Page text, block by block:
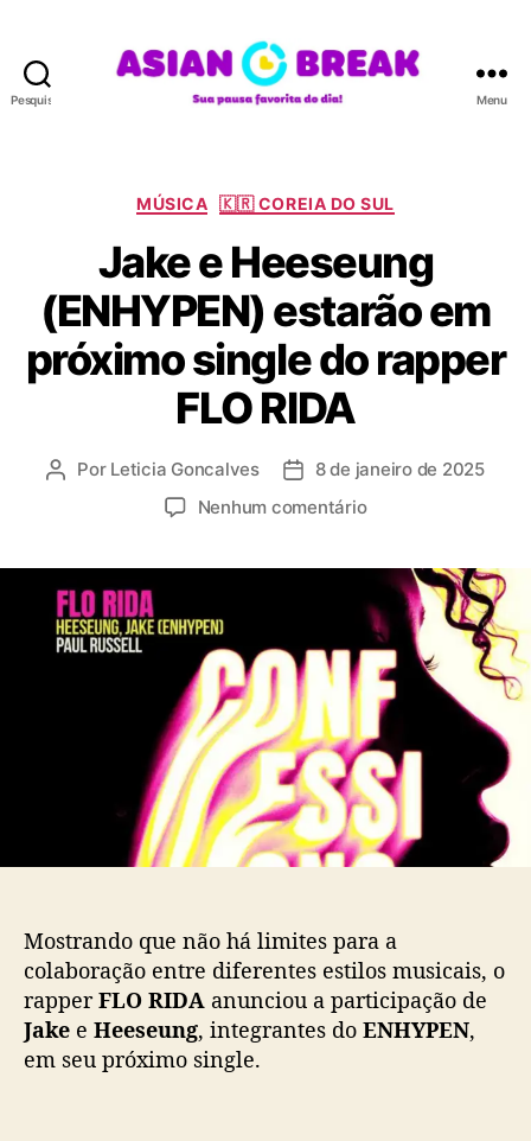
Pesquisar
A
B
R
E
A
K
Menu
C
t
e
g
o
r
i
a
MÚSICA 🇰🇷 COREIA DO SUL
Jake e Heeseung
(ENHYPEN) estarão em
próximo single do rapper
FLO RIDA
A
r
d
o
p
Por Leticia Goncalves
D
d
u
b
l
i
c
a
ç
ã
o
8 de janeiro de 2025
Nenhum comentárioe
k
e
e
H
e
s
e
u
n
g
N
H
Y
P
Mostrando que não há limites para a
colaboração entre diferentes estilos musicais, o
rapperFLO RIDA anunciou a participação de
Jake e Heeseung, integrantes do ENHYPEN,
em seu próximo single.